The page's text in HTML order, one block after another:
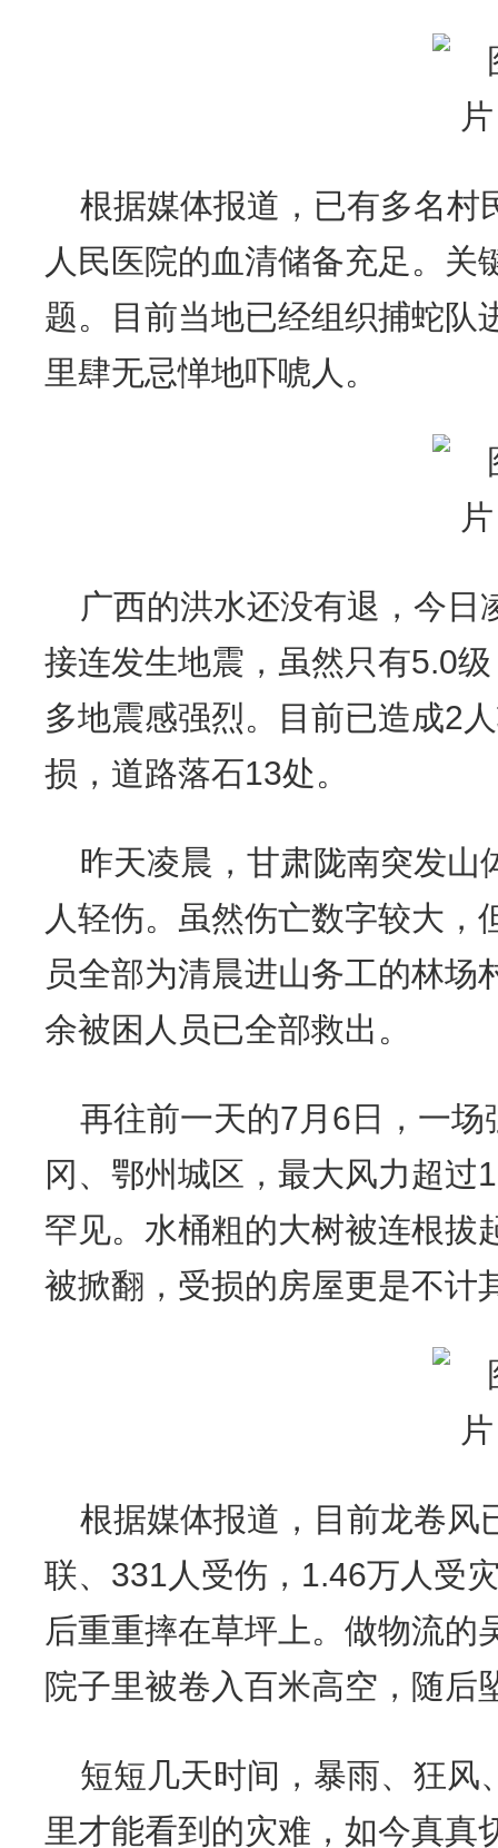
根据媒体报道，已有多名村
人民医院的血清储备充足。关
题。目前当地已经组织捕蛇队
里肆无忌惮地吓唬人。
广西的洪水还没有退，今日
接连发生地震，虽然只有5.0
多地震感强烈。目前已造成2
损，道路落石13处。
昨天凌晨，甘肃陇南突发山
人轻伤。虽然伤亡数字较大，
员全部为清晨进山务工的林场
余被困人员已全部救出。
再往前一天的7月6日，一
冈、鄂州城区，最大风力超过
罕见。水桶粗的大树被连根拔
被掀翻，受损的房屋更是不计
根据媒体报道，目前龙卷风
联、331人受伤，1.46万人受
后重重摔在草坪上。做物流的
院子里被卷入百米高空，随后
短短几天时间，暴雨、狂风
里才能看到的灾难，如今真真